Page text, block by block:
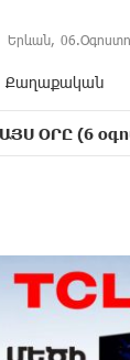
Երևան,
Քաղաքական